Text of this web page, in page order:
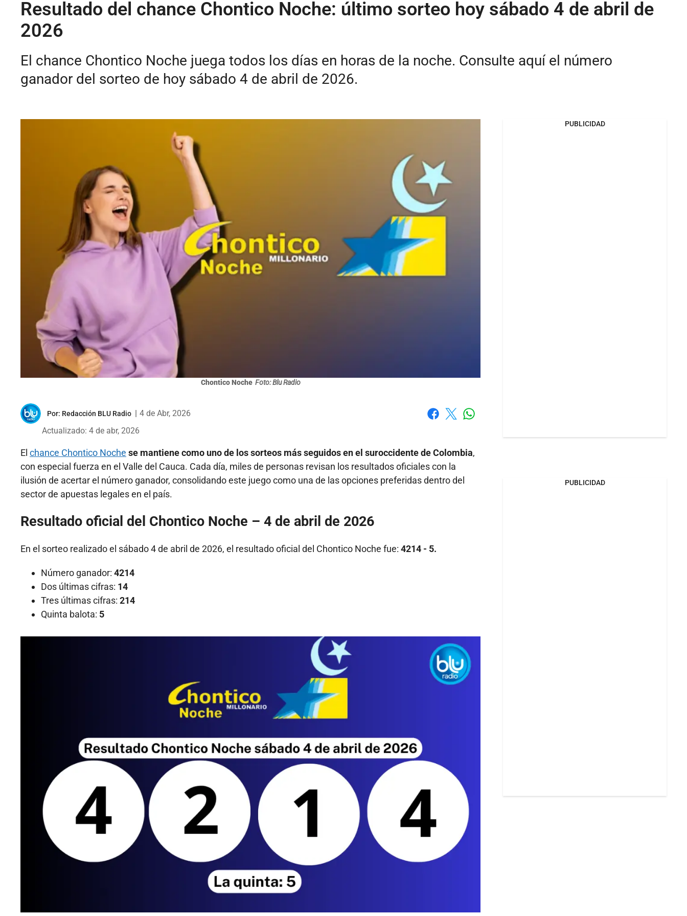
Resultado del chance Chontico Noche: último sorteo hoy sábado 4 de abril de
2026
El chance Chontico Noche juega todos los días en horas de la noche. Consulte aquí el número
ganador del sorteo de hoy sábado 4 de abril de 2026.
Chontico Noche Foto: Blu Radio
Por: Redacción BLU Radio
4 de Abr, 2026
Actualizado: 4 de abr, 2026
El chance Chontico Noche se mantiene como uno de los sorteos más seguidos en el suroccidente de Colombia,
con especial fuerza en el Valle del Cauca. Cada día, miles de personas revisan los resultados oficiales con la
ilusión de acertar el número ganador, consolidando este juego como una de las opciones preferidas dentro del
sector de apuestas legales en el país.
Resultado oficial del Chontico Noche – 4 de abril de 2026
En el sorteo realizado el sábado 4 de abril de 2026, el resultado oficial del Chontico Noche fue: 4214 - 5.
Número ganador: 4214
Dos últimas cifras: 14
Tres últimas cifras: 214
Quinta balota: 5
PUBLICIDAD
PUBLICIDAD